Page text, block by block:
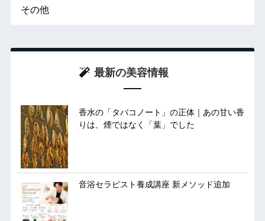
その他
最新の美容情報
香水の「タバコノート」の正体｜あの甘い香
りは、煙ではなく「葉」でした
音浴セラピスト養成講座 新メソッド追加